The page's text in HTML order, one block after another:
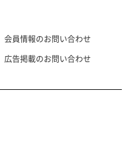
会員情報のお問い合わせ
広告掲載のお問い合わせ